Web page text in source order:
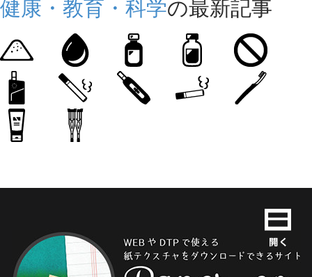
健康・教育・科学の最新記事